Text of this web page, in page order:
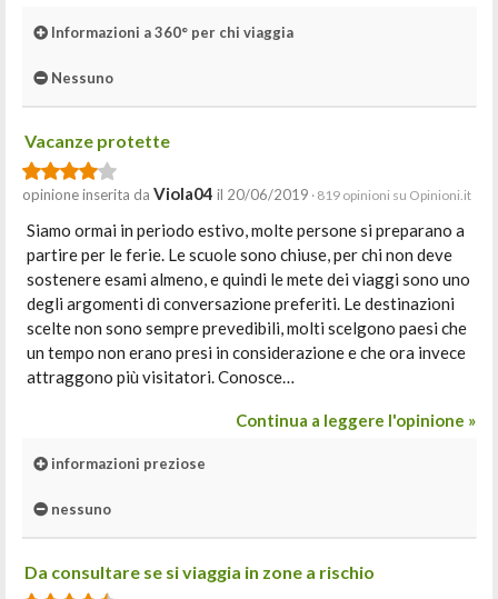
Informazioni a 360° per chi viaggia
Nessuno
Vacanze protette
opinione inserita da Viola04 il 20/06/2019 · 819 opinioni su Opinioni.it
Siamo ormai in periodo estivo, molte persone si preparano a
partire per le ferie. Le scuole sono chiuse, per chi non deve
sostenere esami almeno, e quindi le mete dei viaggi sono uno
degli argomenti di conversazione preferiti. Le destinazioni
scelte non sono sempre prevedibili, molti scelgono paesi che
un tempo non erano presi in considerazione e che ora invece
attraggono più visitatori. Conosce…
Continua a leggere l'opinione »
informazioni preziose
nessuno
Da consultare se si viaggia in zone a rischio